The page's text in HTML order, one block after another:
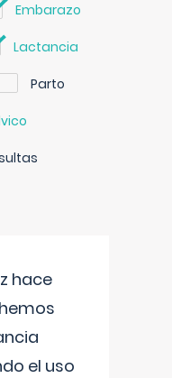
Embarazo
Lactancia
Parto
hace
el uso